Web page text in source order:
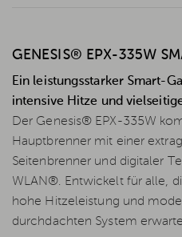
GENESIS® EPX-335W
Ein leistungsstarker Smart-
intensive Hitze und
Der Genesis® EPX-335W
Hauptbrenner mit einer
Seitenbrenner und digitaler
WLAN®. Entwickelt für alle,
hohe Hitzeleistung und
durchdachten System